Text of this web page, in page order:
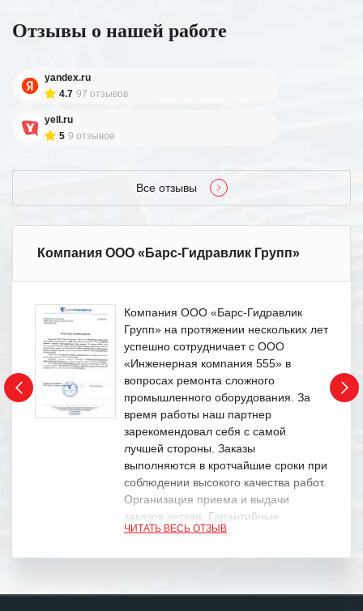
Отзывы о нашей работе
yandex.ru
4.7 97 отзывов
yell.ru
5 9 отзывов
Все отзывы
Компания ООО «Барс-Гидравлик Групп»
Компания ООО «Барс-Гидравлик
Групп» на протяжении нескольких лет
успешно сотрудничает с ООО
«Инженерная компания 555» в
вопросах ремонта сложного
промышленного оборудования. За
время работы наш партнер
зарекомендовал себя с самой
лучшей стороны. Заказы
выполняются в кротчайшие сроки при
соблюдении высокого качества работ.
Организация приема и выдачи
заказов четкая. Гарантийные
обязательства выполняются в
ЧИТАТЬ ВЕСЬ ОТЗЫВ